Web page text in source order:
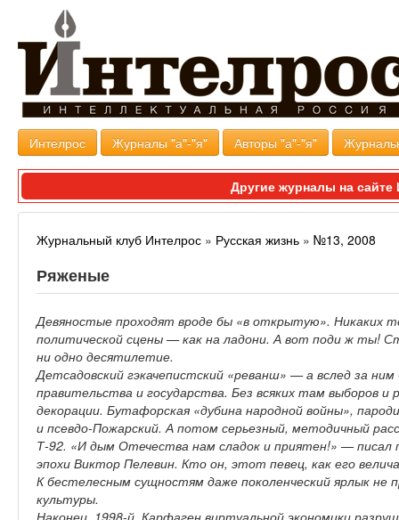
Интелрос Журналы "а"-"я" Авторы "а"-"я"
Другие журналы на
Журнальный клуб Интелрос » Русская жизнь » №13, 2008
Ряженые
Девяностые проходят вроде бы «в открытую». Никаких
политической сцены — как на ладони. А вот поди ж ты!
ни одно десятилетие.
Детсадовский гэкачепистский «реванш» — а вслед за
правительства и государства. Без всяких там выборов
декорации. Бутафорская «дубина народной войны»,
и псевдо-Пожарский. А потом серьезный, методичный
Т-92. «И дым Отечества нам сладок и приятен!» — писал
эпохи Виктор Пелевин. Кто он, этот певец, как его
К бестелесным сущностям даже поколенческий ярлык не
культуры.
Наконец, 1998-й. Карфаген виртуальной экономики